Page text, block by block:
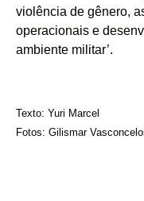
violência de gênero,
operacionais e
ambiente militar’.
Texto: Yuri Marcel
Fotos: Gilismar